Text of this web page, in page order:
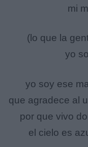
mi
(lo que la
yo
yo soy ese
que agradece al
por que vivo
el cielo es